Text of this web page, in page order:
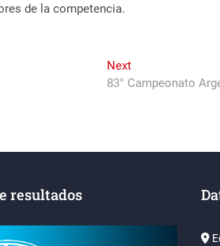
de la competencia.
NextNext
post:
83° Campeonato
resultados